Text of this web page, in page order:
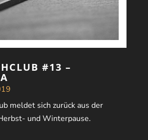
#13 –
meldet sich zurück aus der
und Winterpause.